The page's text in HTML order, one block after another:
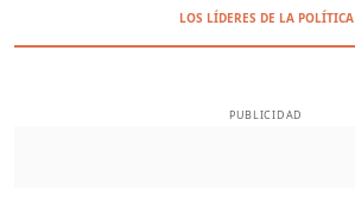
LOS LÍDERES DE LA POLÍTICA
PUBLICIDAD